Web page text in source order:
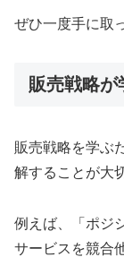
ぜひ一度手に取
販売戦略が
販売戦略を学ぶ
解することが大
例えば、「ポジ
サービスを競合